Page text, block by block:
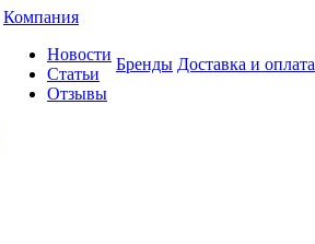
Компания
Новости
Статьи
Отзывы
Бренды Доставка и оплата